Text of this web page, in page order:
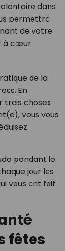
dans
permettra
de votre
à cœur.
de la
En
trois choses
vous vous
pendant le
jour les
vous ont fait
fêtes